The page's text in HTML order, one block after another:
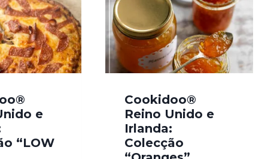
e
“LOW
Cookidoo®
Reino Unido e
Irlanda:
Colecção